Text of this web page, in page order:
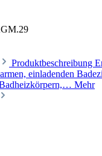
Produktbeschreibung
einladenden
Mehr